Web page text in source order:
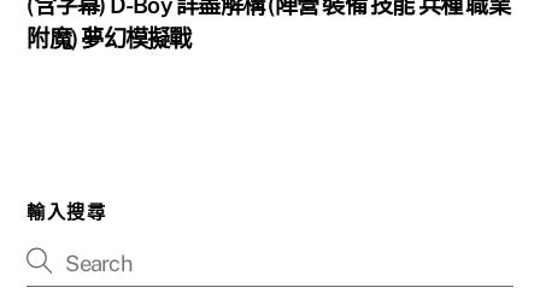
附魔) 夢幻模擬戰
輸入搜尋